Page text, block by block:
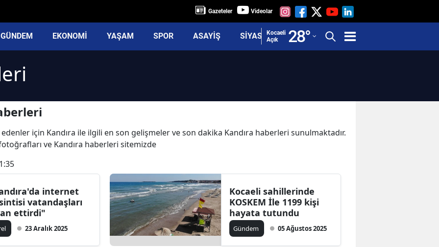
Gazeteler Videolar
GÜNDEM EKONOMİ YAŞAM SPOR ASAYİŞ SİYASETKocaeli
Açık
28°
Adana
Adıyaman
Ankara
Aydın
Balıkesir
Bilecik
için Kandıra ile ilgili en son gelişmeler ve son dakika Kandıra haberleri sunulmaktadır.
ve Kandıra haberleri sitemizde
internet
vatandaşları
ettirdi"
23 Aralık 2025
Kocaeli sahillerinde
KOSKEM İle 1199 kişi
hayata tutundu
Gündem 05 Ağustos 2025